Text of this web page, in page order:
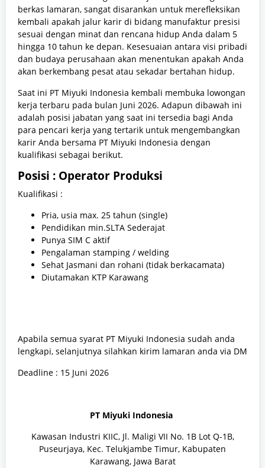
berkas lamaran, sangat disarankan untuk merefleksikan
kembali apakah jalur karir di bidang manufaktur presisi
sesuai dengan minat dan rencana hidup Anda dalam 5
hingga 10 tahun ke depan. Kesesuaian antara visi pribadi
dan budaya perusahaan akan menentukan apakah Anda
akan berkembang pesat atau sekadar bertahan hidup.
Saat ini PT Miyuki Indonesia kembali membuka lowongan
kerja terbaru pada bulan Juni 2026. Adapun dibawah ini
adalah posisi jabatan yang saat ini tersedia bagi Anda
para pencari kerja yang tertarik untuk mengembangkan
karir Anda bersama PT Miyuki Indonesia dengan
kualifikasi sebagai berikut.
Posisi : Operator Produksi
Kualifikasi :
Pria, usia max. 25 tahun (single)
Pendidikan min.SLTA Sederajat
Punya SIM C aktif
Pengalaman stamping / welding
Sehat Jasmani dan rohani (tidak berkacamata)
Diutamakan KTP Karawang
Apabila semua syarat PT Miyuki Indonesia sudah anda
lengkapi, selanjutnya silahkan kirim lamaran anda via DM
Deadline : 15 Juni 2026
PT Miyuki Indonesia
Kawasan Industri KIIC, Jl. Maligi VII No. 1B Lot Q-1B,
Puseurjaya, Kec. Telukjambe Timur, Kabupaten
Karawang, Jawa Barat